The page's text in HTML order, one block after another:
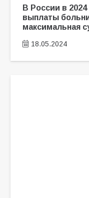
В России в
выплаты
максимальная
18.05.2024